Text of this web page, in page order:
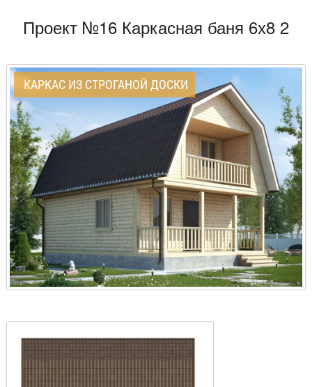
Проект №16 Каркасная баня 6х8 2
КАРКАС ИЗ СТРОГАНОЙ ДОСКИ